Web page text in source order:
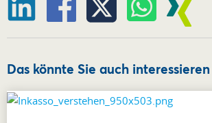
Das könnte Sie auch interessieren